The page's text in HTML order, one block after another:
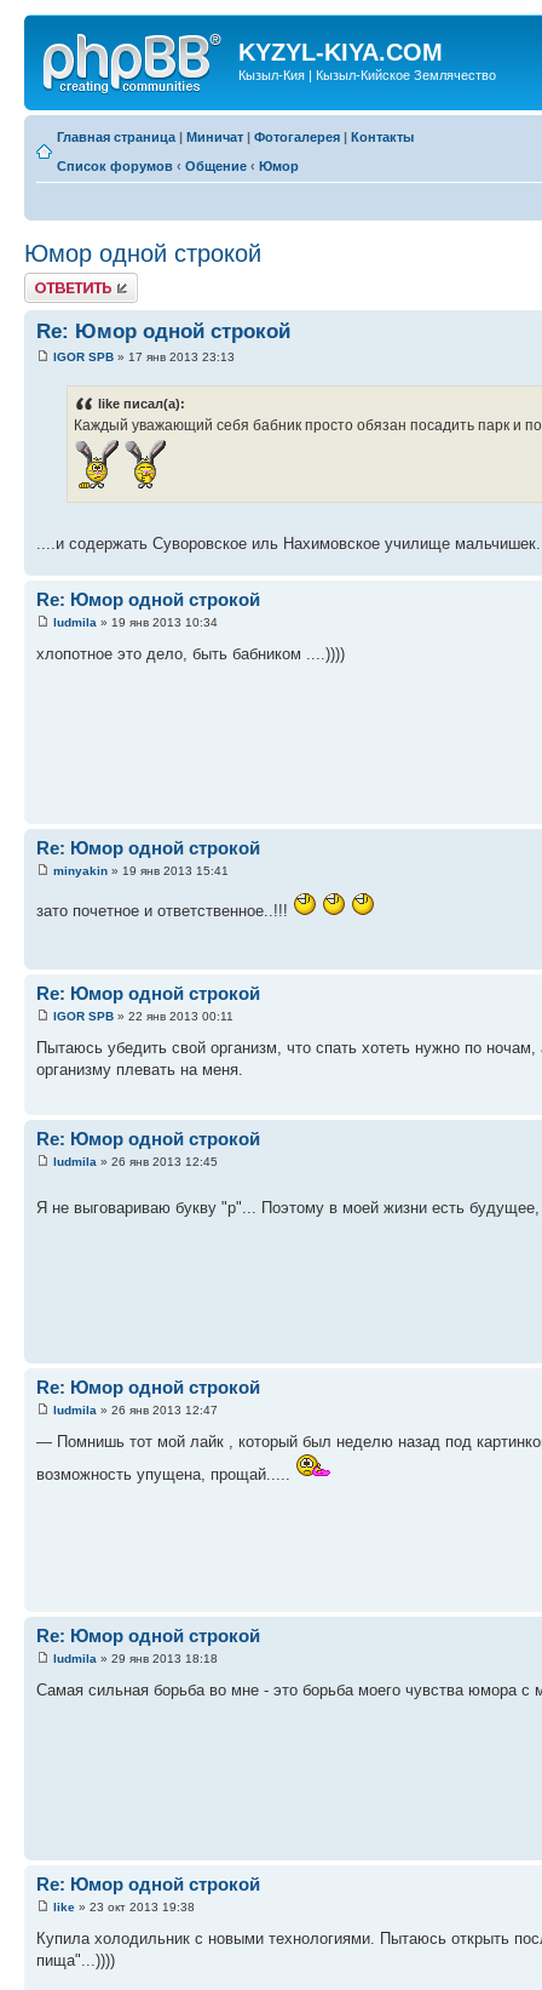
KYZYL-KIYA.COM
Кызыл-Кия | Кызыл-Кийское Землячество
Главная страница | Миничат | Фотогалерея | Контакты
Список форумов ‹ Общение ‹ Юмор
Юмор одной строкой
Ответить
Re: Юмор одной строкой
IGOR SPB » 17 янв 2013 23:13
like писал(а):
Каждый уважающий себя бабник просто обязан посадить парк и
....и содержать Суворовское иль Нахимовское училище
Re: Юмор одной строкой
ludmila » 19 янв 2013 10:34
хлопотное это дело, быть бабником ....))))
Re: Юмор одной строкой
minyakin » 19 янв 2013 15:41
зато почетное и ответственное..!!!
Re: Юмор одной строкой
IGOR SPB » 22 янв 2013 00:11
Пытаюсь убедить свой организм, что спать хотеть нужно по
организму плевать на меня.
Re: Юмор одной строкой
ludmila » 26 янв 2013 12:45
Я не выговариваю букву "р"... Поэтому в моей жизни есть
Re: Юмор одной строкой
ludmila » 26 янв 2013 12:47
— Помнишь тот мой лайк , который был неделю назад под
возможность упущена, прощай.....
Re: Юмор одной строкой
ludmila » 29 янв 2013 18:18
Самая сильная борьба во мне - это борьба моего чувства юмора с
Re: Юмор одной строкой
like » 23 окт 2013 19:38
Купила холодильник с новыми технологиями. Пытаюсь открыть
пища"...))))